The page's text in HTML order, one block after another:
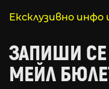
Ексклузивно
ЗАПИШИ
МЕЙЛ